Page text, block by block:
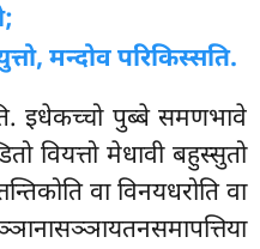
मन्दोव परिकिस्सति.
इधेकच्चो पुब्बे समणभावे
वियत्तो मेधावी बहुस्सुतो
वा विनयधरोति वा